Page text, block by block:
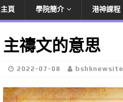
主頁 學院簡介 港神課程
主禱文的意思
2022-07-08 bshknewsite